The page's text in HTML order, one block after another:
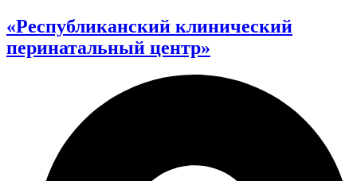
«Республиканский клинический
перинатальный центр»